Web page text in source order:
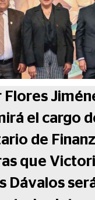
Flores
el cargo
de
que
Dávalos